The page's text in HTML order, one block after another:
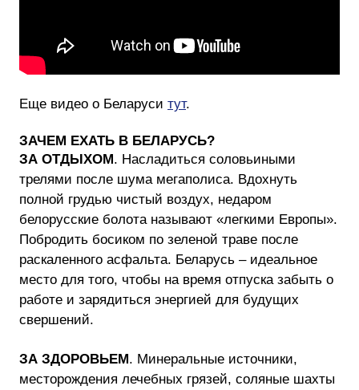
Еще видео о Беларуси тут.
ЗАЧЕМ ЕХАТЬ В БЕЛАРУСЬ?
ЗА ОТДЫХОМ. Насладиться соловьиными
трелями после шума мегаполиса. Вдохнуть
полной грудью чистый воздух, недаром
белорусские болота называют «легкими Европы».
Побродить босиком по зеленой траве после
раскаленного асфальта. Беларусь – идеальное
место для того, чтобы на время отпуска забыть о
работе и зарядиться энергией для будущих
свершений.
ЗА ЗДОРОВЬЕМ. Минеральные источники,
месторождения лечебных грязей, соляные шахты